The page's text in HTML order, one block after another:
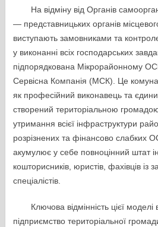
На відміну від Органів
— представницьких органів
виступають замовниками та
у виконанні всіх господарських
підпорядкована Мікрорайонному
Сервісна Компанія (МСК). Це
як професійний виконавець та
створений територіальною
утримання всієї інфраструктури
розрізнених та фінансово слабких
акумулює у себе повноцінний штат
кошторисників, юристів, фахівців із
спеціалістів.
Ключова відмінність цієї
підприємство територіальної